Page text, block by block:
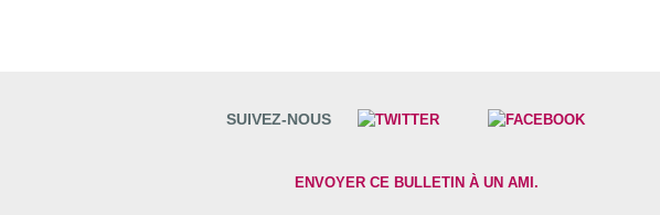
SUIVEZ-NOUS
ENVOYER CE BULLETIN À UN AMI.